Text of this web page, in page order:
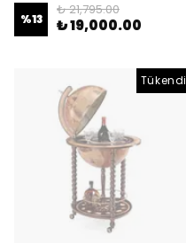
%13
₺ 21,795.00
₺ 19,000.00
Tükendi